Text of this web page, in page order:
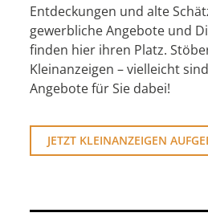
Entdeckungen und alte
gewerbliche Angebote und
finden hier ihren Platz.
Kleinanzeigen – vielleicht
Angebote für Sie dabei!
JETZT KLEINANZEIGEN